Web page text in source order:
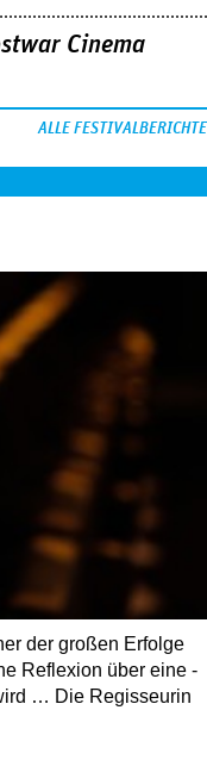
Cinema
ALLE FESTIVALBERICHTE
der großen Erfolge
Reflexion über eine
… Die Regisseurin